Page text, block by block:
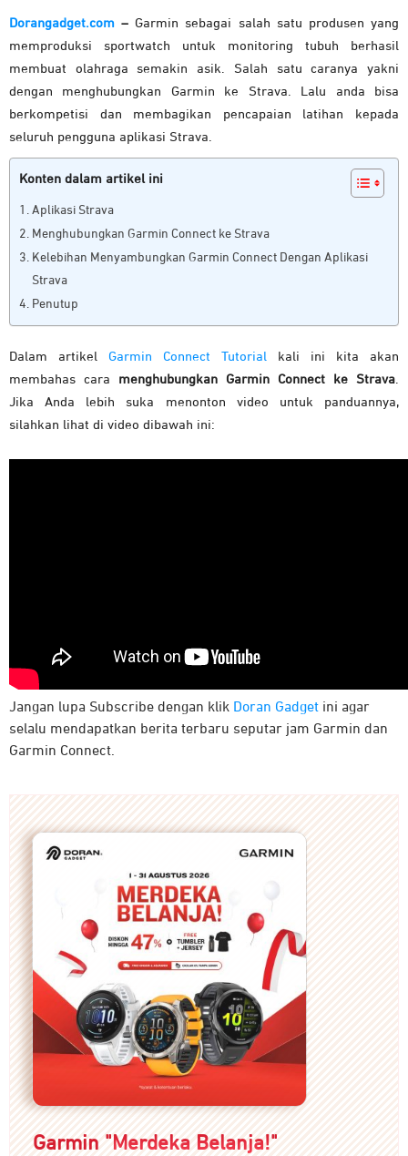
Dorangadget.com – Garmin sebagai salah satu produsen yang
memproduksi sportwatch untuk monitoring tubuh berhasil
membuat olahraga semakin asik. Salah satu caranya yakni
dengan menghubungkan Garmin ke Strava. Lalu anda bisa
berkompetisi dan membagikan pencapaian latihan kepada
seluruh pengguna aplikasi Strava.
Konten dalam artikel ini
Aplikasi Strava
Menghubungkan Garmin Connect ke Strava
Kelebihan Menyambungkan Garmin Connect Dengan Aplikasi
Strava
Penutup
Dalam artikel Garmin Connect Tutorial kali ini kita akan
membahas cara menghubungkan Garmin Connect ke Strava.
Jika Anda lebih suka menonton video untuk panduannya,
silahkan lihat di video dibawah ini:
Jangan lupa Subscribe dengan klik Doran Gadget ini agar
selalu mendapatkan berita terbaru seputar jam Garmin dan
Garmin Connect.
Garmin "Merdeka Belanja!"